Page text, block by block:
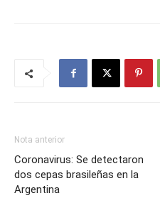
Nota anterior
Coronavirus: Se detectaron
dos cepas brasileñas en la
Argentina